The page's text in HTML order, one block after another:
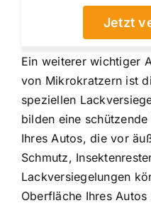
Jetzt
Ein weiterer wichtiger
von Mikrokratzern ist
speziellen
bilden eine
Ihres Autos, die vor
Schmutz,
Lackversiegelungen
Oberfläche Ihres